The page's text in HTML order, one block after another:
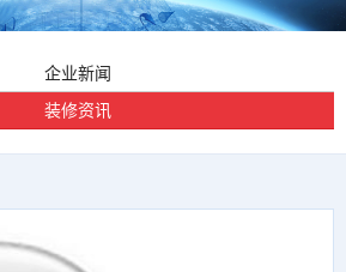
企业新闻
装修资讯